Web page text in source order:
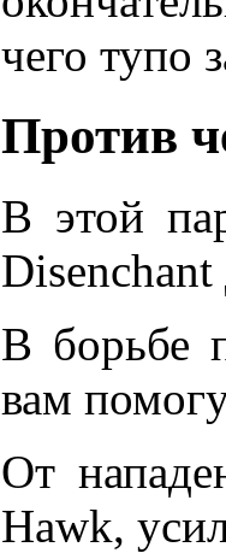
чего тупо
Против
В этой
В борьбе
вам
От
Hawk,